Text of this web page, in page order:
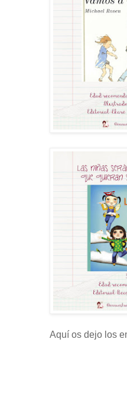
Aquí os dejo los